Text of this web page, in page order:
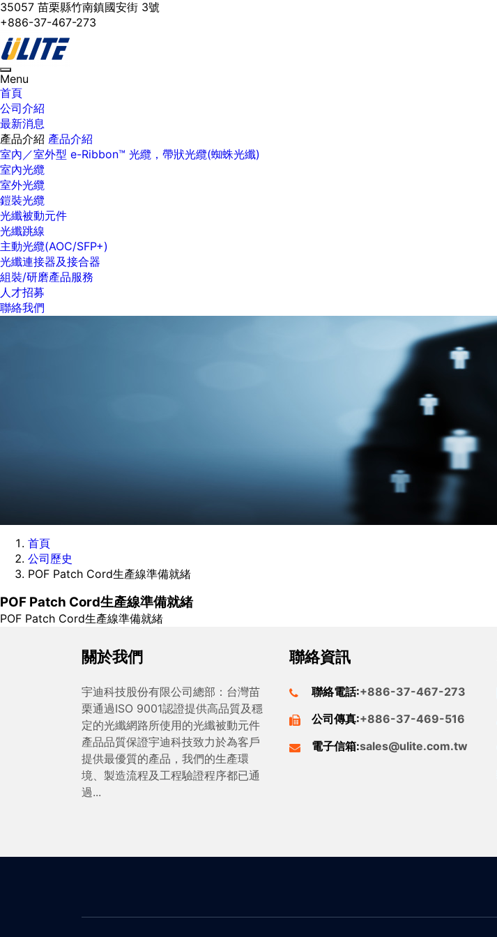
35057 苗栗縣竹南鎮國安街 3號
+886-37-467-273
Toggle
navigation
Menu
首頁
公司介紹
最新消息
產品介紹 產品介紹
室內／室外型 e-Ribbon™ 光纜，帶狀光纜(蜘蛛光纖)
室內光纜
室外光纜
鎧裝光纜
光纖被動元件
光纖跳線
主動光纜(AOC/SFP+)
光纖連接器及接合器
組裝/研磨產品服務
人才招募
聯絡我們
首頁
公司歷史
POF Patch Cord生產線準備就緒
POF Patch Cord生產線準備就緒
POF Patch Cord生產線準備就緒
關於我們
宇迪科技股份有限公司總部：台灣苗
栗通過ISO 9001認證提供高品質及穩
定的光纖網路所使用的光纖被動元件
產品品質保證宇迪科技致力於為客戶
提供最優質的產品，我們的生產環
境、製造流程及工程驗證程序都已通
過...
聯絡資訊
聯絡電話:+886-37-467-273
公司傳真:+886-37-469-516
電子信箱:sales@ulite.com.tw